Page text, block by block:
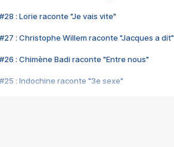
#28 : Lorie raconte "Je vais vite"
#27 : Christophe Willem raconte "Jacques a dit"
#26 : Chimène Badi raconte "Entre nous"
#25 : Indochine raconte "3e sexe"